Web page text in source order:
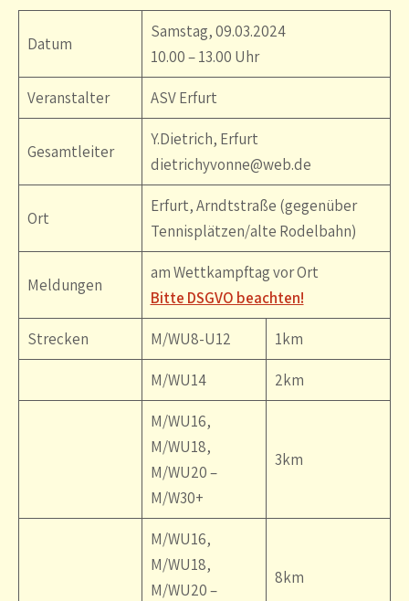
Datum
Samstag, 09.03.2024
10.00 – 13.00 Uhr
Veranstalter ASV Erfurt
Gesamtleiter
Y.Dietrich, Erfurt
dietrichyvonne@web.de
Ort
Erfurt, Arndtstraße (gegenüber
Tennisplätzen/alte Rodelbahn)
Meldungen
am Wettkampftag vor Ort
Bitte DSGVO beachten!
Strecken M/WU8-U12 1km
M/WU14 2km
M/WU16,
M/WU18,
M/WU20 –
M/W30+
3km
M/WU16,
M/WU18,
M/WU20 –
8km